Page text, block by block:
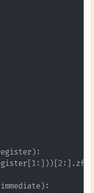
):
1:]))[ 2
immediate):